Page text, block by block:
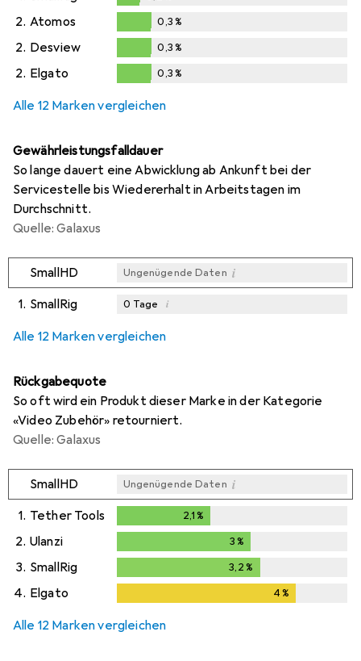
0,2%
2. Atomos
0,3%
0,3%
2. Desview
0,3%
0,3%
2. Elgato 0,3%
Alle 12 Marken vergleichen
Gewährleistungsfalldauer
So lange dauert eine Abwicklung ab Ankunft bei der
Servicestelle bis Wiedererhalt in Arbeitstagen im
Durchschnitt.
Quelle: Galaxus
SmallHD Ungenügende Daten i
1. SmallRig 0 Tage i
Alle 12 Marken vergleichen
Rückgabequote
So oft wird ein Produkt dieser Marke in der Kategorie
«Video Zubehör» retourniert.
Quelle: Galaxus
SmallHD Ungenügende Daten i
1. Tether Tools 2,1 %
2. Ulanzi 3 %
3. SmallRig 3,2 %
4. Elgato 4%
Alle 12 Marken vergleichen